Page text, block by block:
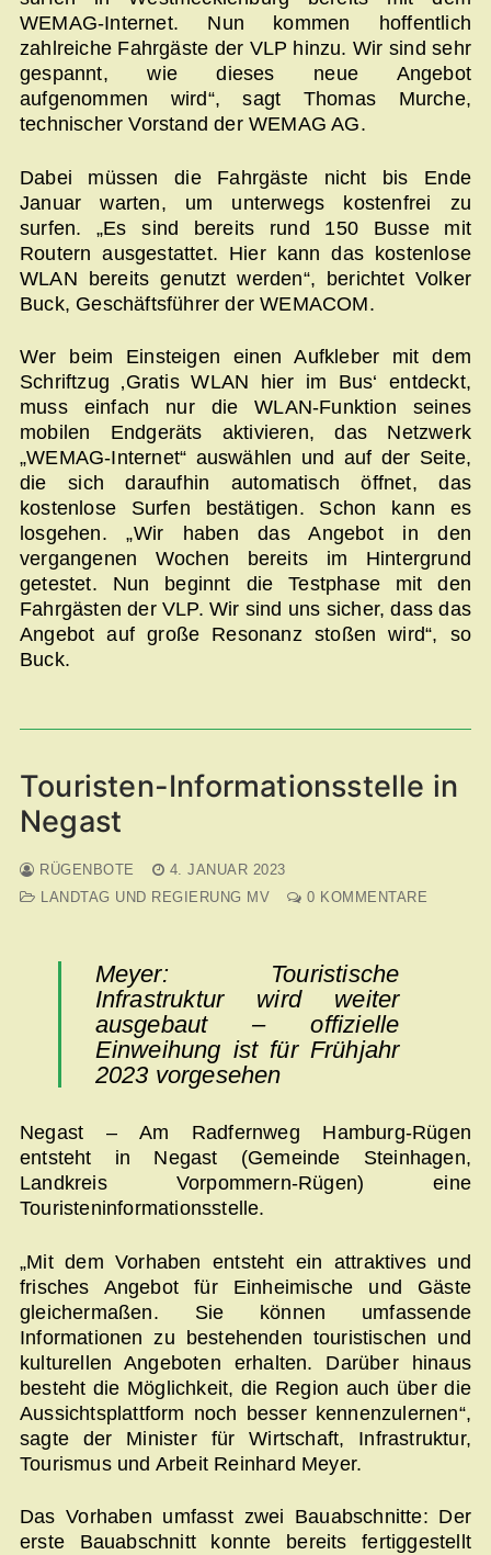
WEMAG-Internet. Nun kommen hoffentlich
zahlreiche Fahrgäste der VLP hinzu. Wir sind sehr
gespannt, wie dieses neue Angebot
aufgenommen wird“, sagt Thomas Murche,
technischer Vorstand der WEMAG AG.
Dabei müssen die Fahrgäste nicht bis Ende
Januar warten, um unterwegs kostenfrei zu
surfen. „Es sind bereits rund 150 Busse mit
Routern ausgestattet. Hier kann das kostenlose
WLAN bereits genutzt werden“, berichtet Volker
Buck, Geschäftsführer der WEMACOM.
Wer beim Einsteigen einen Aufkleber mit dem
Schriftzug ‚Gratis WLAN hier im Bus‘ entdeckt,
muss einfach nur die WLAN-Funktion seines
mobilen Endgeräts aktivieren, das Netzwerk
„WEMAG-Internet“ auswählen und auf der Seite,
die sich daraufhin automatisch öffnet, das
kostenlose Surfen bestätigen. Schon kann es
losgehen. „Wir haben das Angebot in den
vergangenen Wochen bereits im Hintergrund
getestet. Nun beginnt die Testphase mit den
Fahrgästen der VLP. Wir sind uns sicher, dass das
Angebot auf große Resonanz stoßen wird“, so
Buck.
Touristen-Informationsstelle in
Negast
RÜGENBOTE
4. JANUAR 2023
LANDTAG UND REGIERUNG MV
0 KOMMENTARE
Meyer: Touristische
Infrastruktur wird weiter
ausgebaut – offizielle
Einweihung ist für Frühjahr
2023 vorgesehen
Negast – Am Radfernweg Hamburg-Rügen
entsteht in Negast (Gemeinde Steinhagen,
Landkreis Vorpommern-Rügen) eine
Touristeninformationsstelle.
„Mit dem Vorhaben entsteht ein attraktives und
frisches Angebot für Einheimische und Gäste
gleichermaßen. Sie können umfassende
Informationen zu bestehenden touristischen und
kulturellen Angeboten erhalten. Darüber hinaus
besteht die Möglichkeit, die Region auch über die
Aussichtsplattform noch besser kennenzulernen“,
sagte der Minister für Wirtschaft, Infrastruktur,
Tourismus und Arbeit Reinhard Meyer.
Das Vorhaben umfasst zwei Bauabschnitte: Der
erste Bauabschnitt konnte bereits fertiggestellt